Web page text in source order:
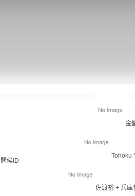
候ID
金
Tohoku
佐渡裕 + 兵庫